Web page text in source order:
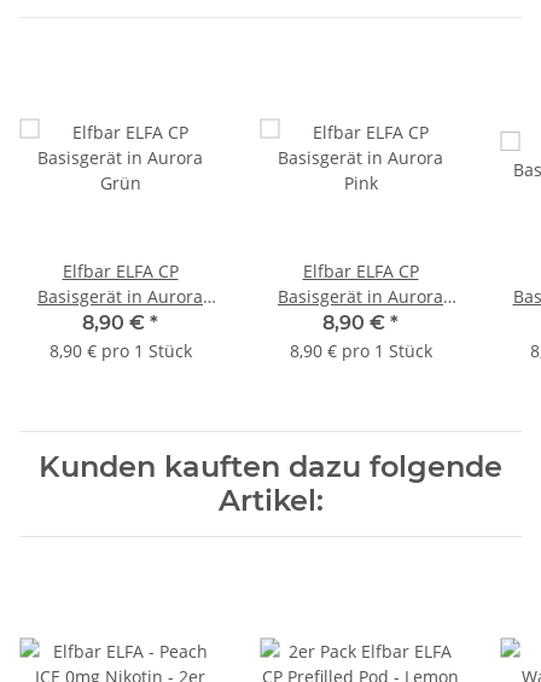
Elfbar ELFA CP
Basisgerät in Aurora
Grün
8,90 € *
8,90 € pro 1 Stück
Elfbar ELFA CP
Basisgerät in Aurora
Pink
8,90 € *
8,90 € pro 1 Stück
Kunden kauften dazu folgende
Artikel: